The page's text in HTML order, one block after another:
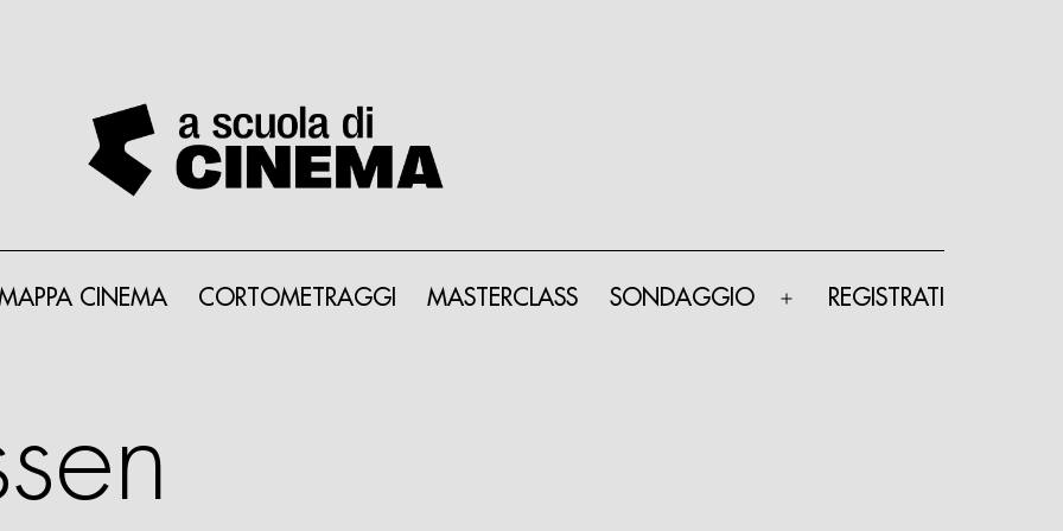
CINEMA CORTOMETRAGGI MASTERCLASS SONDAGGIO
Apri
REGISTRATI